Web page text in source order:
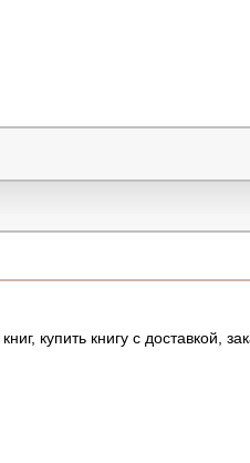
купить книгу с доставкой,